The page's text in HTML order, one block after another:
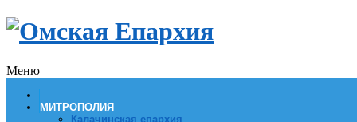
Меню
МИТРОПОЛИЯ
Калачинская епархия